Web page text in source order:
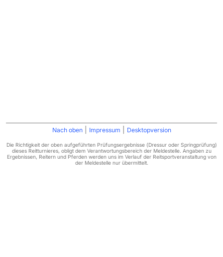
Nach oben Impressum Desktopversion
Die Richtigkeit der oben aufgeführten Prüfungsergebnisse (Dressur oder Springprüfung)
dieses Reitturnieres, obligt dem Verantwortungsbereich der Meldestelle. Angaben zu
Ergebnissen, Reitern und Pferden werden uns im Verlauf der Reitsportveranstaltung von
der Meldestelle nur übermittelt.